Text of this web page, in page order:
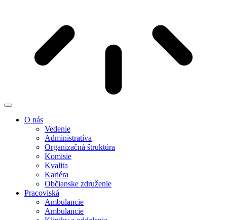
O nás
Vedenie
Administratíva
Organizačná štruktúra
Komisie
Kvalita
Kariéra
Občianske združenie
Pracoviská
Ambulancie
Ambulancie